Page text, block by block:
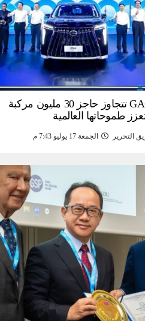
GAC تتجاوز حاجز 30 مليون مركبة
طموحاتها العالمية
التحرير الجمعة 17 يوليو 7:43 م